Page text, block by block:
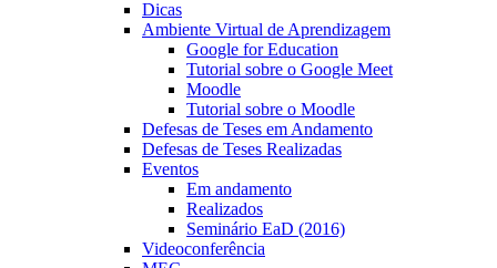
Dicas
Ambiente Virtual de Aprendizagem
Google for Education
Tutorial sobre o Google Meet
Moodle
Tutorial sobre o Moodle
Defesas de Teses em Andamento
Defesas de Teses Realizadas
Eventos
Em andamento
Realizados
Seminário EaD (2016)
Videoconferência